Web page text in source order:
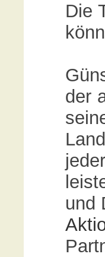
Die
der
und